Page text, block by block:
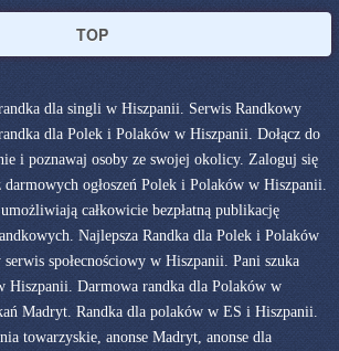
TOP
dla singli w Hiszpanii. Serwis Randkowy
dla Polek i Polaków w Hiszpanii. Dołącz do
i poznawaj osoby ze swojej okolicy. Zaloguj się
ogłoszeń Polek i Polaków w Hiszpanii.
całkowicie bezpłatną publikację
Najlepsza Randka dla Polek i Polaków
społecnościowy w Hiszpanii. Pani szuka
Hiszpanii. Darmowa randka dla Polaków w
Madryt. Randka dla polaków w ES i Hiszpanii.
towarzyskie, anonse Madryt, anonse dla